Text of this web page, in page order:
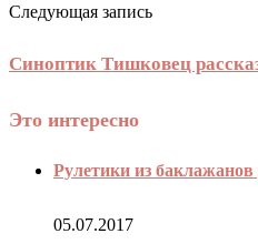
Следующая запись
Синоптик Тишковец
Это интересно
Рулетики из
05.07.2017